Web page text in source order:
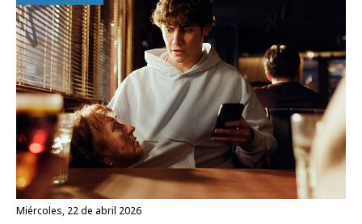
miércoles, 22 de abril 2026